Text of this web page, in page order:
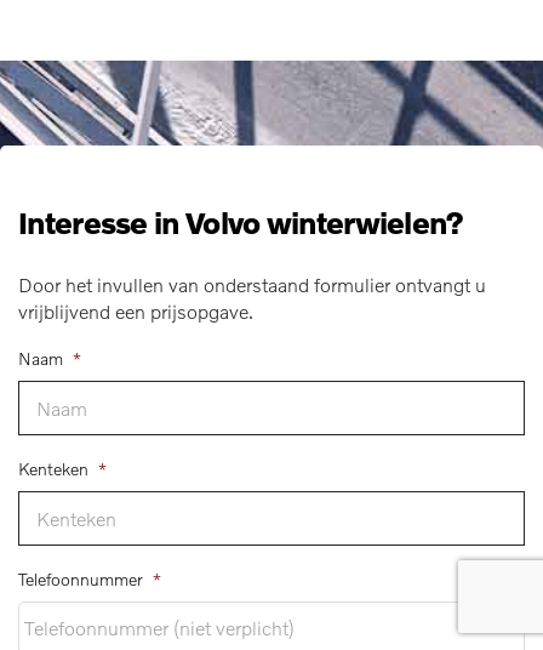
Interesse in Volvo winterwielen?
Door het invullen van onderstaand formulier ontvangt u
vrijblijvend een prijsopgave.
Naam *
Kenteken *
Telefoonnummer *